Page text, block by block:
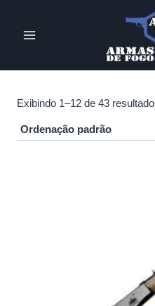
Exibindo 1–12 de 43